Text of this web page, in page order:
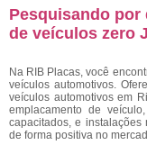
Pesquisando por
de veículos zero
Na RIB Placas, você
veículos automotivos.
veículos automotivos em
emplacamento de
capacitados, e
de forma positiva no